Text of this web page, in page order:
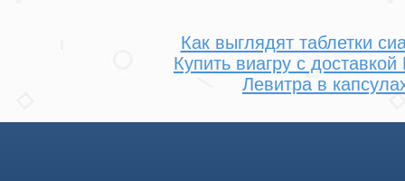
Как выглядят таблетки
Купить виагру с
Левитра в